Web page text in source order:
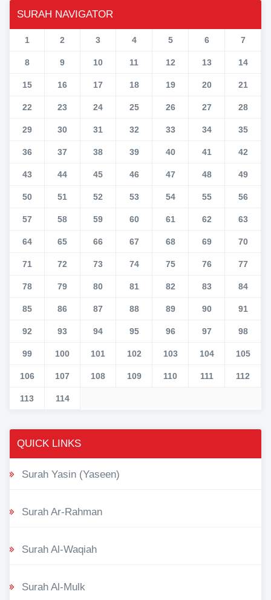
SURAH NAVIGATOR
1 2 3 4 5 6 7
8 9 10 11 12 13 14
15 16 17 18 19 20 21
22 23 24 25 26 27 28
29 30 31 32 33 34 35
36 37 38 39 40 41 42
43 44 45 46 47 48 49
50 51 52 53 54 55 56
57 58 59 60 61 62 63
64 65 66 67 68 69 70
71 72 73 74 75 76 77
78 79 80 81 82 83 84
85 86 87 88 89 90 91
92 93 94 95 96 97 98
99 100 101 102 103 104 105
106 107 108 109 110 111 112
113 114
QUICK LINKS
Surah Yasin (Yaseen)
Surah Ar-Rahman
Surah Al-Waqiah
Surah Al-Mulk